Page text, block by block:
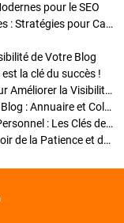
pour le SEO
Enrichir Vos Articles avec des Contenus Riches : Stratégies pour Captiver et Optimiser
de Votre Blog
la clé du succès !
Optimisation SEO des Articles : Stratégies pour Améliorer la Visibilité de Votre Blog
Stratégies pour améliorer la visibilité de votre Blog : Annuaire et Collaborations
Pourquoi Investir dans un Nom de Domaine Personnel : Les Clés de la Réussite de Votre Blog
Comment Faire Émerger Votre Blog : Le Pouvoir de la Patience et de la Persévérance